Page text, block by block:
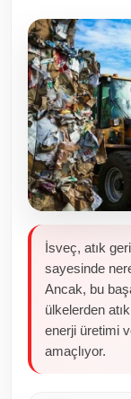
Toplum ve
Sivil Toplum
Kamu
Resmi Reklamlar
İsveç, atık
sayesinde
Ancak, bu
ülkelerden
enerji üretimi
amaçlıyor.